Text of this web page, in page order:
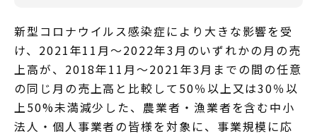
新型コロナウイルス感染症により大きな影響を受
け、2021年11月～2022年3月のいずれかの月の売
上高が、2018年11月～2021年3月までの間の任意
の同じ月の売上高と比較して50％以上又は30％以
上50%未満減少した、農業者・漁業者を含む中小
法人・個人事業者の皆様を対象に、事業規模に応